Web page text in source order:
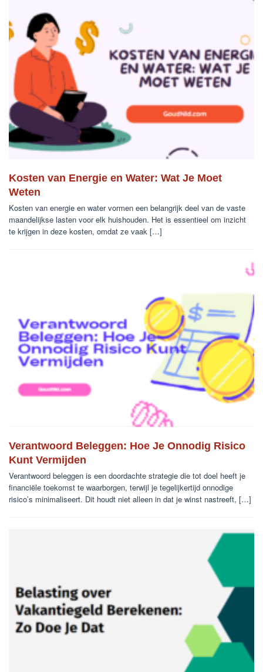
Kosten van Energie en Water: Wat Je Moet
Weten
Kosten van energie en water vormen een belangrijk deel van de vaste
maandelijkse lasten voor elk huishouden. Het is essentieel om inzicht
te krijgen in deze kosten, omdat ze vaak […]
Verantwoord Beleggen: Hoe Je Onnodig Risico
Kunt Vermijden
Verantwoord beleggen is een doordachte strategie die tot doel heeft je
financiële toekomst te waarborgen, terwijl je tegelijkertijd onnodige
risico’s minimaliseert. Dit houdt niet alleen in dat je winst nastreeft, […]